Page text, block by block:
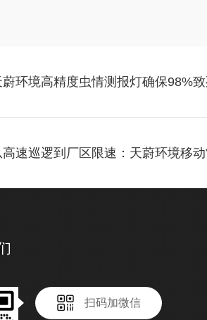
蔚环境高精度虫情测报灯确保98%
高速巡逻到厂区限速：天蔚环境移
扫码加微信